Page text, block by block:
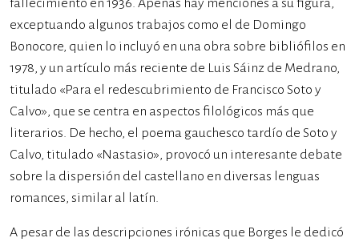
fallecimiento en 1936. Apenas hay menciones a su figura,
exceptuando algunos trabajos como el de Domingo
Bonocore, quien lo incluyó en una obra sobre bibliófilos en
1978, y un artículo más reciente de Luis Sáinz de Medrano,
titulado «Para el redescubrimiento de Francisco Soto y
Calvo», que se centra en aspectos filológicos más que
literarios. De hecho, el poema gauchesco tardío de Soto y
Calvo, titulado «Nastasio», provocó un interesante debate
sobre la dispersión del castellano en diversas lenguas
romances, similar al latín.
A pesar de las descripciones irónicas que Borges le dedicó